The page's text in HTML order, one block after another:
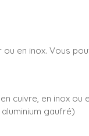
en inox. Vous
cuivre, en inox ou
gaufré)